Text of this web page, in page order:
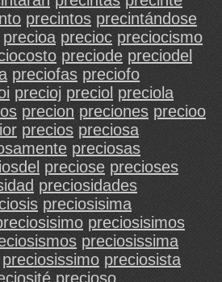
precintos precintándose
precioa precioc preciocismo
preciode preciodel
preciofas preciofo
precioj preciol preciola
precion preciones precioo
precios preciosa
preciosas
preciose precioses
preciosidades
preciosisima
preciosisimos
preciosissima
preciosissimo preciosista
precioso